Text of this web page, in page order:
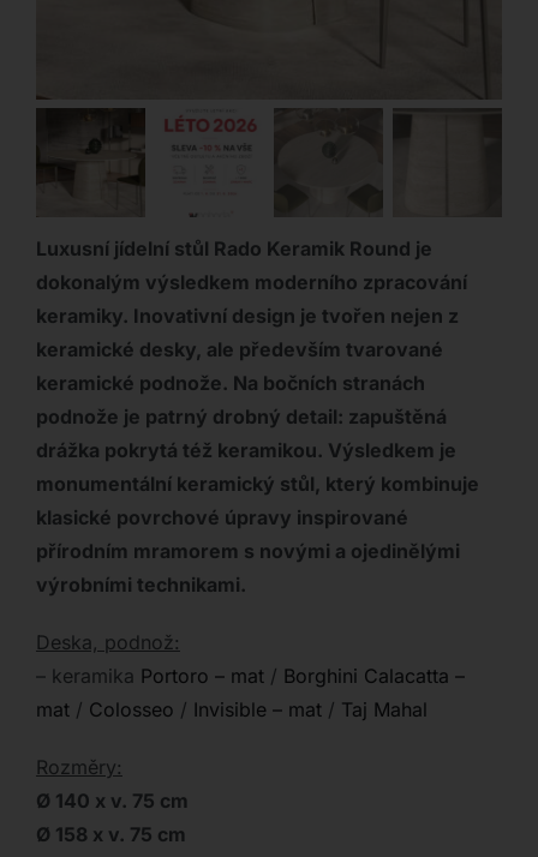
Luxusní jídelní stůl Rado Keramik Round je
dokonalým výsledkem moderního zpracování
keramiky. Inovativní design je tvořen nejen z
keramické desky, ale především tvarované
keramické podnože. Na bočních stranách
podnože je patrný drobný detail: zapuštěná
drážka pokrytá též keramikou. Výsledkem je
monumentální keramický stůl, který kombinuje
klasické povrchové úpravy inspirované
přírodním mramorem s novými a ojedinělými
výrobními technikami.
Deska, podnož:
– keramika Portoro – mat/ Borghini Calacatta –
mat/ Colosseo / Invisible – mat/ Taj Mahal
Rozměry:
Ø 140 x v. 75 cm
Ø 158 x v. 75 cm